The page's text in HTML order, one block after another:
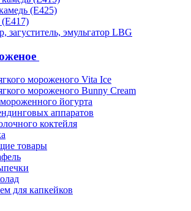
(Е425)
(Е417)
загуститель, эмульгатор LBG
мороженого Vita Ice
мороженого Bunny Cream
йогурта
аппаратов
коктейля
товары
для капкейков